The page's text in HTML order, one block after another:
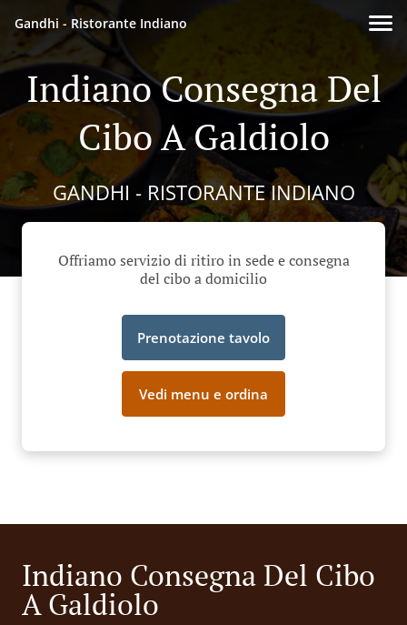
Gandhi - Ristorante Indiano
Indiano Consegna Del
Cibo A Galdiolo
GANDHI - RISTORANTE INDIANO
Offriamo servizio di ritiro in sede e consegna
del cibo a domicilio
Prenotazione tavolo
Vedi menu e ordina
Indiano Consegna Del Cibo
A Galdiolo